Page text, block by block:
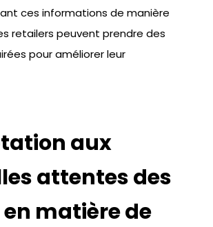
ces informations de manière
retailers peuvent prendre des
pour améliorer leur
aux
attentes des
matière de